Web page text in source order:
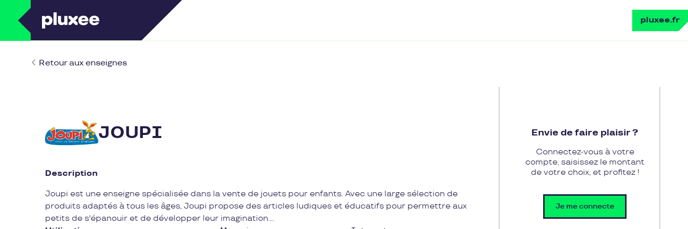
pluxee.fr
Retour aux enseignes
JOUPI
Description
Joupi est une enseigne spécialisée dans la vente de jouets pour enfants. Avec une large sélection de
produits adaptés à tous les âges, Joupi propose des articles ludiques et éducatifs pour permettre aux
petits de s'épanouir et de développer leur imagination.
Envie de faire plaisir ?
Connectez-vous à votre
compte, saisissez le montant
de votre choix, et profitez !
Je me connecte